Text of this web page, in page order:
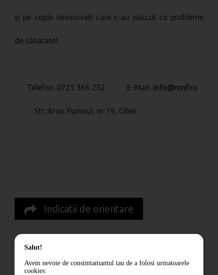
și pe copiii nevinovati care s-au născut cu probleme
de sănătate!
Telefon: 0721 366 252 E-Mail: info@mnf.ro
Str. Aron Pumnul, nr 19, Cihei
Indicatii de orientare
Salut!
Avem nevoie de consimtamantul tau de a folosi urmatoarele
cookies: